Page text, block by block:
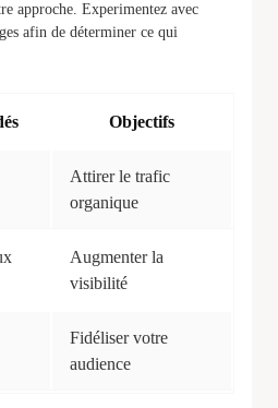
approche. Experimentez avec
afin de déterminer ce qui
Objectifs
Attirer le trafic
organique
Augmenter la
visibilité
Fidéliser votre
audience